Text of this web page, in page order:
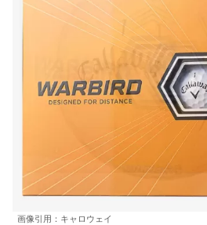
画像引用：キャロウェイ